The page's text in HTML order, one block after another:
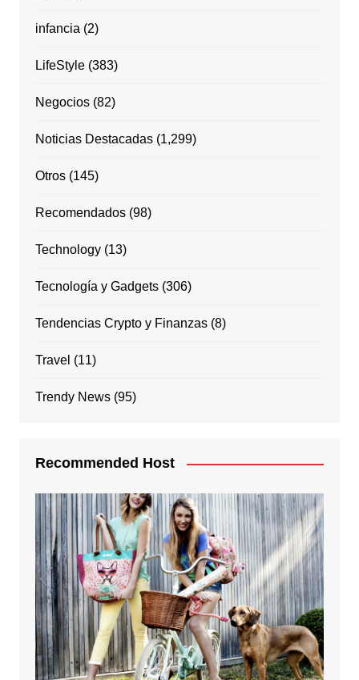
infancia (2)
LifeStyle(383)
Negocios(82)
Noticias Destacadas(1,299)
Otros(145)
Recomendados(98)
Technology(13)
Tecnología y Gadgets(306)
Tendencias Crypto y Finanzas(8)
Travel (11)
Trendy News(95)
Recommended Host